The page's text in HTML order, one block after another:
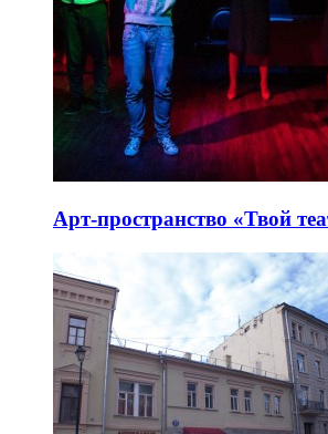
Арт-пространство «Твой